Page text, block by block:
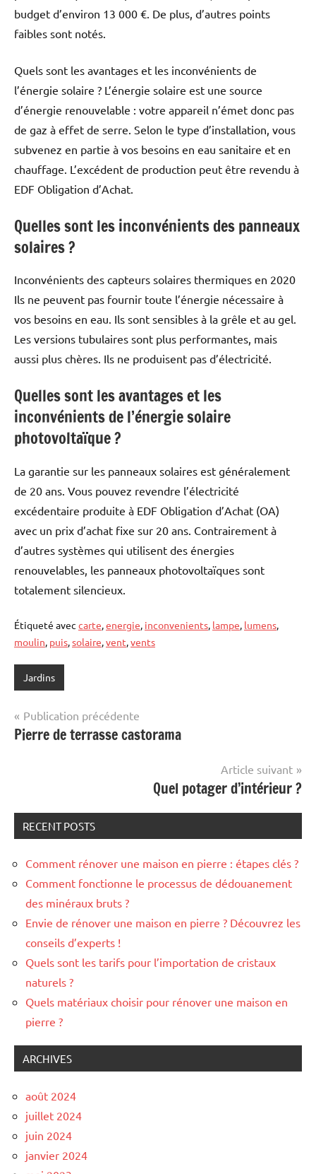
budget d’environ 13 000 €. De plus, d’autres points
faibles sont notés.
Quels sont les avantages et les inconvénients de
l’énergie solaire ? L’énergie solaire est une source
d’énergie renouvelable : votre appareil n’émet donc pas
de gaz à effet de serre. Selon le type d’installation, vous
subvenez en partie à vos besoins en eau sanitaire et en
chauffage. L’excédent de production peut être revendu à
EDF Obligation d’Achat.
Quelles sont les inconvénients des panneaux
solaires ?
Inconvénients des capteurs solaires thermiques en 2020
Ils ne peuvent pas fournir toute l’énergie nécessaire à
vos besoins en eau. Ils sont sensibles à la grêle et au gel.
Les versions tubulaires sont plus performantes, mais
aussi plus chères. Ils ne produisent pas d’électricité.
Quelles sont les avantages et les
inconvénients de l’énergie solaire
photovoltaïque ?
La garantie sur les panneaux solaires est généralement
de 20 ans. Vous pouvez revendre l’électricité
excédentaire produite à EDF Obligation d’Achat (OA)
avec un prix d’achat fixe sur 20 ans. Contrairement à
d’autres systèmes qui utilisent des énergies
renouvelables, les panneaux photovoltaïques sont
totalement silencieux.
Étiqueté avec carte,energie, inconvenients, lampe, lumens,
moulin, puis,solaire,vent,vents
Jardins
Navigation
de
Publication précédente
Pierre de terrasse castorama
Article suivant
Quel potager d’intérieur ?
RECENT POSTS
Comment rénover une maison en pierre : étapes clés ?
Comment fonctionne le processus de dédouanement
des minéraux bruts ?
Envie de rénover une maison en pierre ? Découvrez les
conseils d’experts !
Quels sont les tarifs pour l’importation de cristaux
naturels ?
Quels matériaux choisir pour rénover une maison en
pierre ?
ARCHIVES
août 2024
juillet 2024
juin 2024
janvier 2024